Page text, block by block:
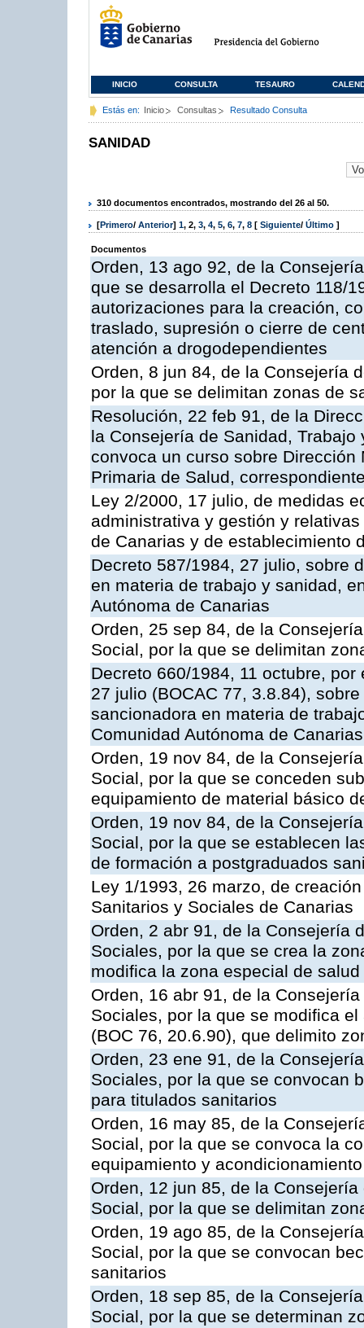
INICIO CONSULTA TESAURO
Estás en: Inicio Consultas Resultado Consulta
SANIDAD
310 documentos encontrados, mostrando del 26 al 50.
[Primero/ Anterior] 1, 2, 3, 4, 5, 6, 7, 8 [ Siguiente/ Último ]
Documentos
Orden, 13 ago 92, de la
que se desarrolla el Decreto 118/
autorizaciones para la creación,
traslado, supresión o cierre de
atención a drogodependientes
Orden, 8 jun 84, de la Consejería
por la que se delimitan zonas de
Resolución, 22 feb 91, de la
la Consejería de Sanidad,
convoca un curso sobre
Primaria de Salud,
Ley 2/2000, 17 julio, de medidas
administrativa y gestión y
de Canarias y de establecimiento
Decreto 587/1984, 27 julio, sobre
en materia de trabajo y sanidad,
Autónoma de Canarias
Orden, 25 sep 84, de la
Social, por la que se delimitan
Decreto 660/1984, 11 octubre,
27 julio (BOCAC 77, 3.8.84),
sancionadora en materia de
Comunidad Autónoma de Canarias
Orden, 19 nov 84, de la
Social, por la que se conceden
equipamiento de material básico
Orden, 19 nov 84, de la
Social, por la que se establecen
de formación a postgraduados
Ley 1/1993, 26 marzo, de
Sanitarios y Sociales de Canarias
Orden, 2 abr 91, de la Consejería
Sociales, por la que se crea la
modifica la zona especial de
Orden, 16 abr 91, de la
Sociales, por la que se modifica
(BOC 76, 20.6.90), que delimito
Orden, 23 ene 91, de la
Sociales, por la que se convocan
para titulados sanitarios
Orden, 16 may 85, de la
Social, por la que se convoca la
equipamiento y
Orden, 12 jun 85, de la
Social, por la que se delimitan
Orden, 19 ago 85, de la
Social, por la que se convocan
sanitarios
Orden, 18 sep 85, de la
Social, por la que se determinan